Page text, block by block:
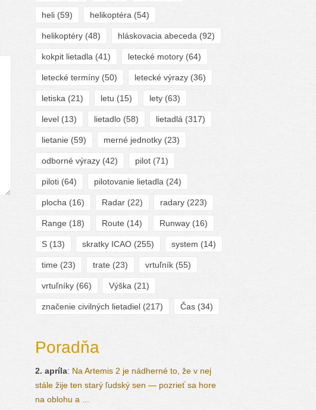
heli (59) helikoptéra (54)
helikoptéry (48) hláskovacia abeceda (92)
kokpit lietadla (41) letecké motory(64)
letecké termíny (50) letecké výrazy(36)
letiska (21) letu (15) lety(63)
level (13) lietadlo(58) lietadlá (317)
lietanie (59) merné jednotky(23)
odborné výrazy (42) pilot(71)
piloti (64) pilotovanie lietadla (24)
plocha (16) Radar(22) radary(223)
Range (18) Route (14) Runway(16)
S (13) skratky ICAO(255) system (14)
time (23) trate (23) vrtuľník(55)
vrtuľníky (66) Výška (21)
značenie civilných lietadiel (217) Čas(34)
Poradňa
2. apríla: Na Artemis 2 je nádherné to, že v nej
stále žije ten starý ľudský sen — pozrieť sa hore
na oblohu a ...